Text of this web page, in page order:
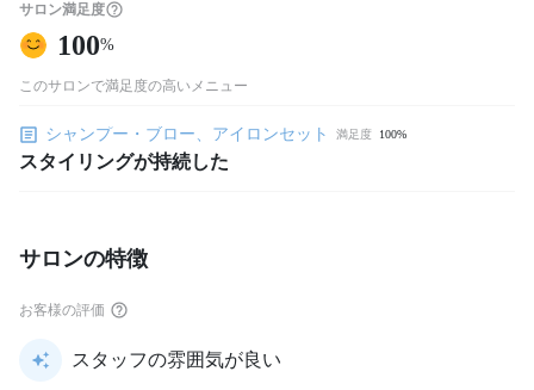
サロン満足度
100%
このサロンで満足度の高いメニュー
シャンプー・ブロー、アイロンセット 満足度 100%
スタイリングが持続した
サロンの特徴
お客様の評価
スタッフの雰囲気が良い